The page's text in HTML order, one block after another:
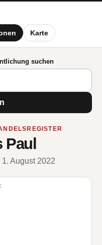
Karte
suchen
August 2022